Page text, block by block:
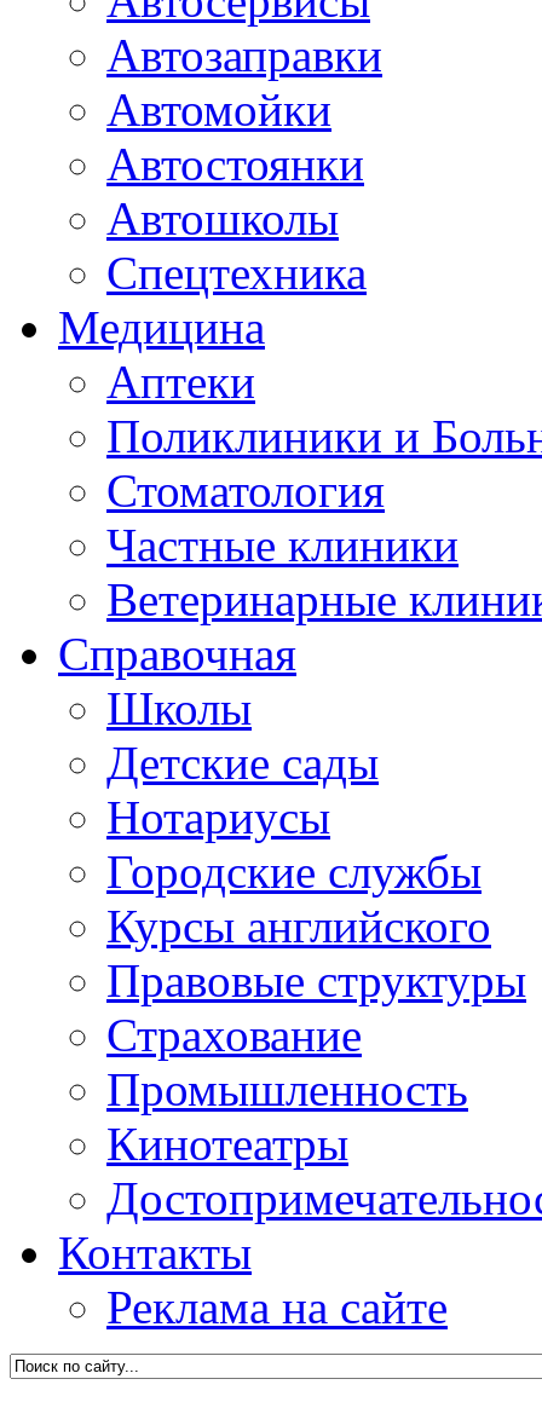
Автозаправки
Автомойки
Автостоянки
Автошколы
Спецтехника
Медицина
Аптеки
Поликлиники и
Стоматология
Частные клиники
Ветеринарные
Справочная
Школы
Детские сады
Нотариусы
Городские службы
Курсы английского
Правовые структуры
Страхование
Промышленность
Кинотеатры
Контакты
Реклама на сайте